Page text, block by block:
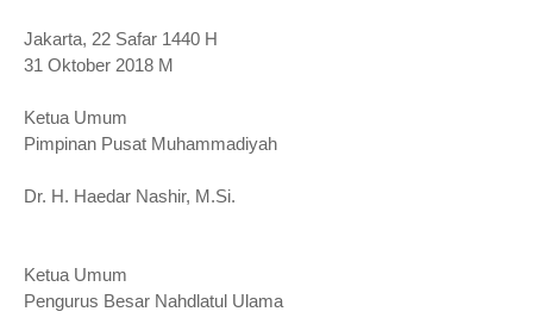
Jakarta, 22 Safar 1440 H
31 Oktober 2018 M
Ketua Umum
Pimpinan Pusat Muhammadiyah
Dr. H. Haedar Nashir, M.Si.
Ketua Umum
Pengurus Besar Nahdlatul Ulama